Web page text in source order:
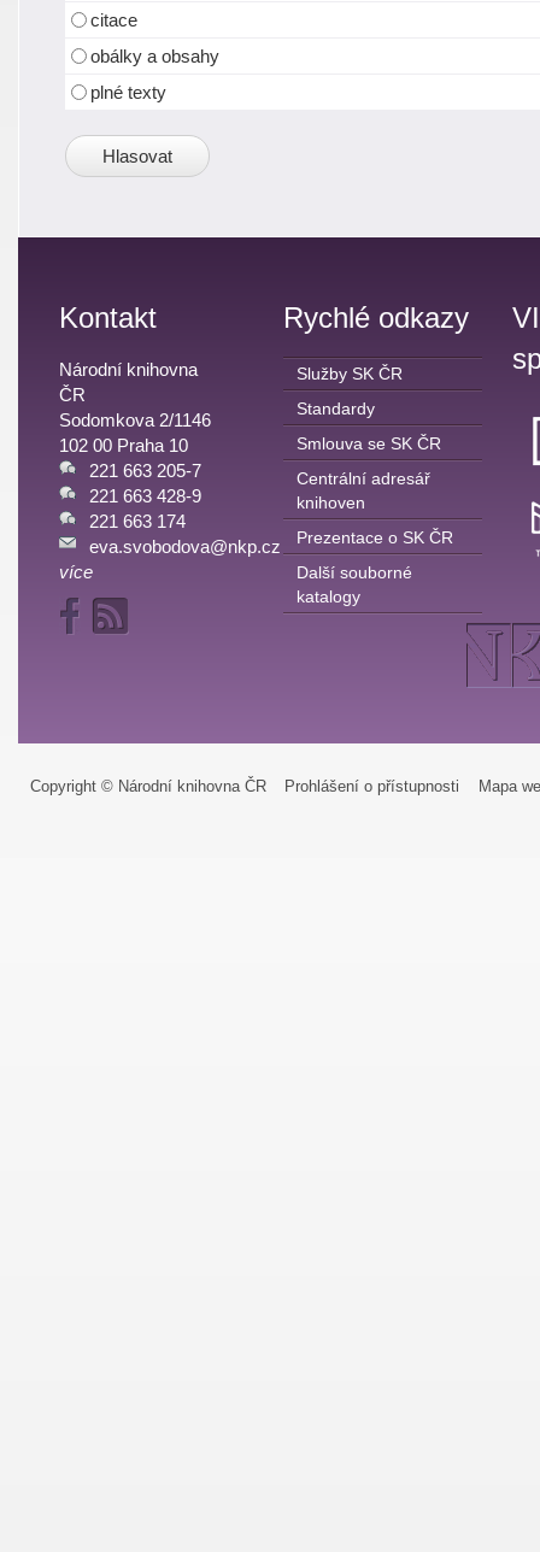
citace
obálky a obsahy
plné texty
Kontakt
Národní knihovna
ČR
Sodomkova 2/1146
102 00 Praha 10
221 663 205-7
221 663 428-9
221 663 174
eva.svobodova@nkp.cz
více
Rychlé odkazy
Služby SK ČR
Standardy
Smlouva se SK ČR
Centrální adresář
knihoven
Prezentace o SK ČR
Další souborné
katalogy
Copyright © Národní knihovna ČR Prohlášení o přístupnosti Mapa